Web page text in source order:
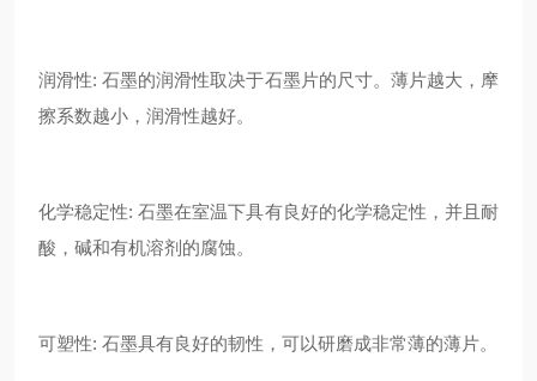
润滑性: 石墨的润滑性取决于石墨片的尺寸。薄片越大，摩
擦系数越小，润滑性越好。
化学稳定性: 石墨在室温下具有良好的化学稳定性，并且耐
酸，碱和有机溶剂的腐蚀。
可塑性: 石墨具有良好的韧性，可以研磨成非常薄的薄片。